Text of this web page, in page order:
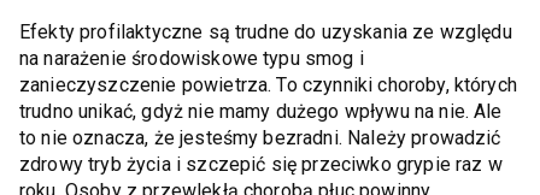
Efekty profilaktyczne są trudne do uzyskania ze względu
na narażenie środowiskowe typu smog i
zanieczyszczenie powietrza. To czynniki choroby, których
trudno unikać, gdyż nie mamy dużego wpływu na nie. Ale
to nie oznacza, że jesteśmy bezradni. Należy prowadzić
zdrowy tryb życia i szczepić się przeciwko grypie raz w